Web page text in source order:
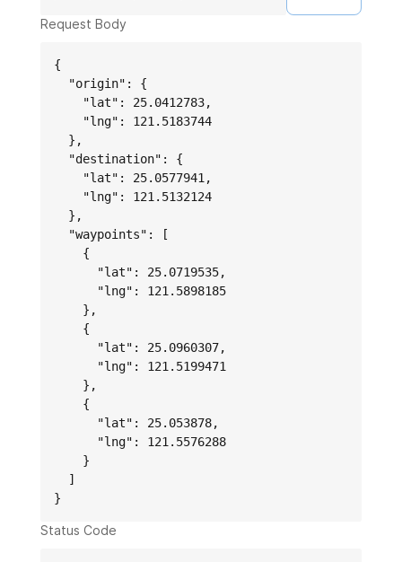
Request Body
{
  "origin": {
    "lat": 25.0412783,
    "lng": 121.5183744
  },
  "destination": {
    "lat": 25.0577941,
    "lng": 121.5132124
  },
  "waypoints": [
    {
      "lat": 25.0719535,
      "lng": 121.5898185
    },
    {
      "lat": 25.0960307,
      "lng": 121.5199471
    },
    {
      "lat": 25.053878,
      "lng": 121.5576288
    }
  ]
}
Status Code